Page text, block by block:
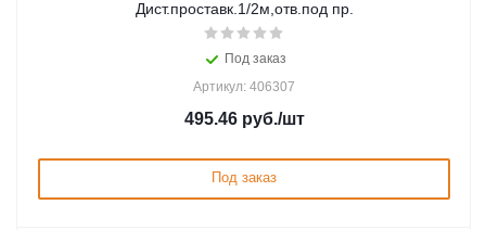
Дист.проставк.1/2м,отв.под пр.
Под заказ
Артикул: 406307
495.46руб./шт
Под заказ